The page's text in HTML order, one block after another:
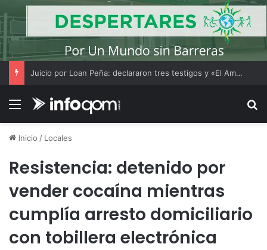
Juicio por Loan Peña: declararon tres testigos y «El Americano» Soria amplió su indagatoria
Menú
Inicio / Locales
Resistencia: detenido por
vender cocaína mientras
cumplía arresto domiciliario
con tobillera electrónica